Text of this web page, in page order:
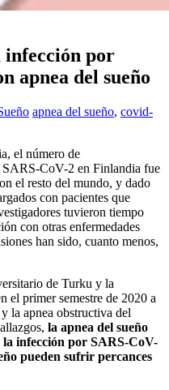
infección por
apnea del sueño
apnea del sueño, covid-
el número de
CoV-2 en Finlandia fue
el resto del mundo, y dado
con pacientes que
tuvieron tiempo
con otras enfermedades
han sido, cuanto menos,
de Turku y la
el primer semestre de 2020 a
la apnea obstructiva del
la apnea del sueño
infección por SARS-CoV-
pueden sufrir percances